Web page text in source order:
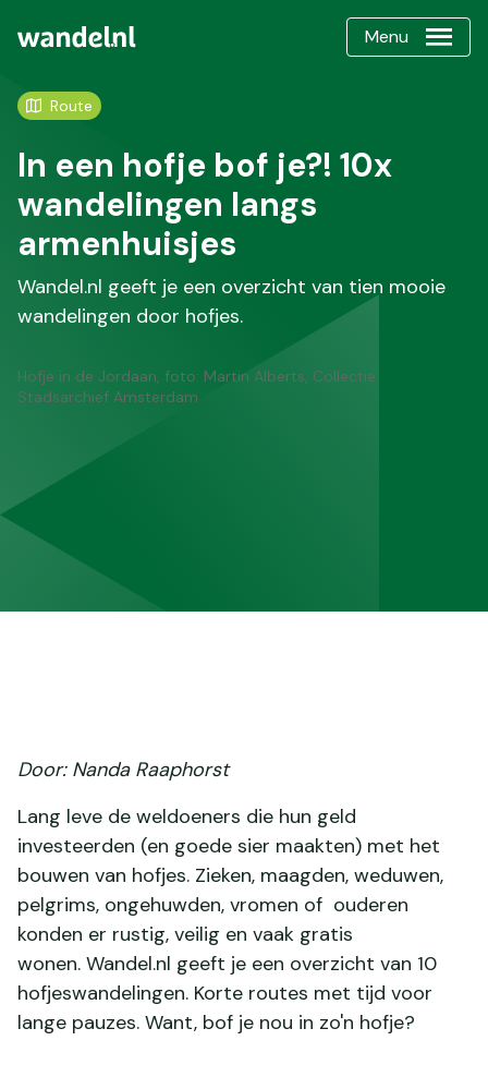
Menu
Route
In een hofje bof je?! 10x
wandelingen langs
armenhuisjes
Wandel.nl geeft je een overzicht van tien mooie
wandelingen door hofjes.
Hofje in de Jordaan, foto: Martin Alberts, Collectie
Stadsarchief Amsterdam
Door: Nanda Raaphorst
Lang leve de weldoeners die hun geld
investeerden (en goede sier maakten) met het
bouwen van hofjes. Zieken, maagden, weduwen,
pelgrims, ongehuwden, vromen of ouderen
konden er rustig, veilig en vaak gratis
wonen. Wandel.nl geeft je een overzicht van 10
hofjeswandelingen. Korte routes met tijd voor
lange pauzes. Want, bof je nou in zo'n hofje?